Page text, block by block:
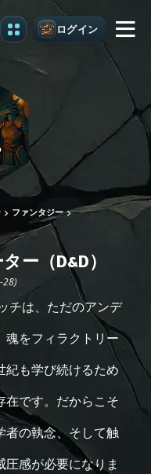
グレード ログイン
ファンタジー
ー（D&D）
28)
チは、ただのアンデ
魂をフィラクトリー
紀も学び続けるため
在です。だからこそ
者の執念、そして触
感が必要になりま